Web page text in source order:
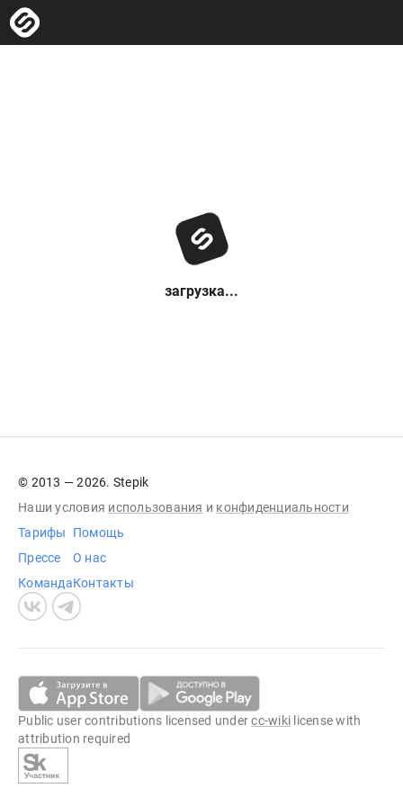
загрузка...
© 2013 — 2026. Stepik
Наши условия использования и конфиденциальности
Тарифы
Прессе
Команда
Помощь
О нас
Контакты
Public user contributions licensed undercc-wiki license with
attribution required